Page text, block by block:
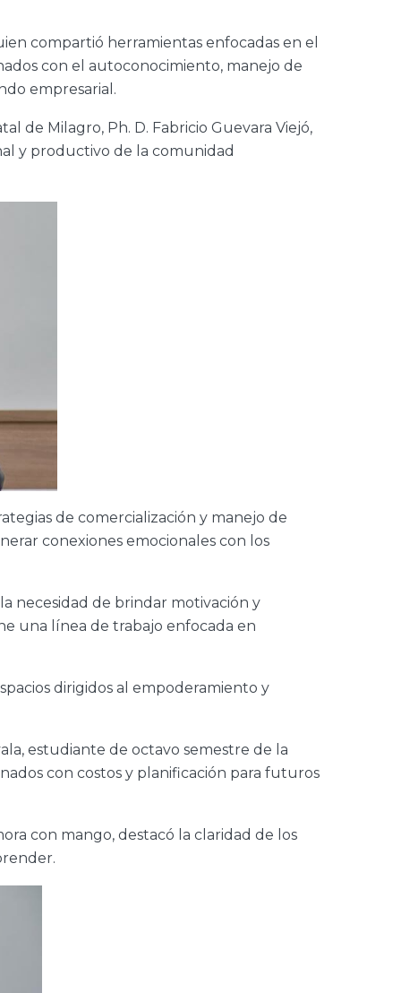
compartió herramientas enfocadas en el
con el autoconocimiento, manejo de
empresarial.
de Milagro, Ph. D. Fabricio Guevara Viejó,
y productivo de la comunidad
de comercialización y manejo de
conexiones emocionales con los
necesidad de brindar motivación y
una línea de trabajo enfocada en
dirigidos al empoderamiento y
estudiante de octavo semestre de la
con costos y planificación para futuros
con mango, destacó la claridad de los